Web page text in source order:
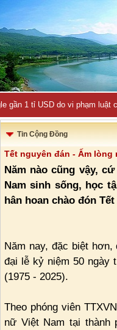
gần 1 tỉ USD do vi phạm luật
Tin Cộng Đồng
Tết nguyên đán - Ấm
Năm nào cũng vậy,
Nam sinh sống, học
hân hoan chào đón
Năm nay, đặc biệt
đại lễ kỷ niệm 50 ngày
(1975 - 2025).
Theo phóng viên
nữ Việt Nam tại thành